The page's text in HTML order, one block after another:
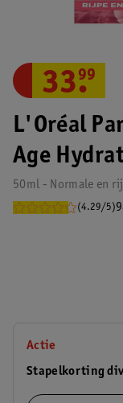
L'Oréal
Age
50ml - Normale en
(4.29/5)
33.
99
Actie
Stapelkorting